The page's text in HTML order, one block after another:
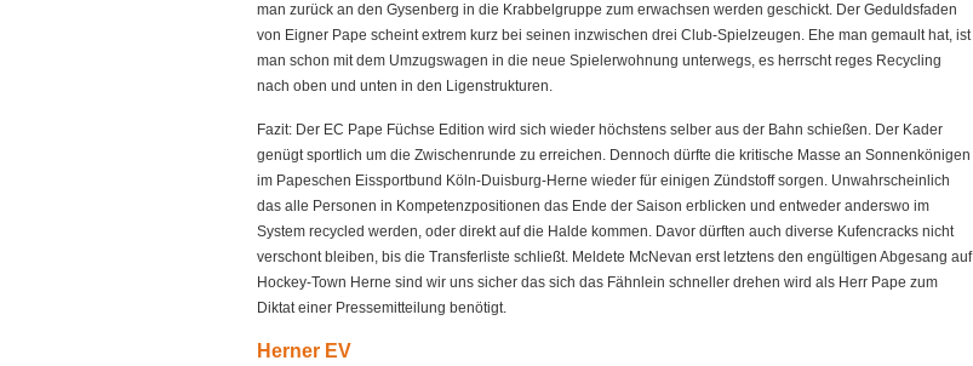
man zurück an den Gysenberg in die Krabbelgruppe zum erwachsen werden geschickt. Der Geduldsfaden
von Eigner Pape scheint extrem kurz bei seinen inzwischen drei Club-Spielzeugen. Ehe man gemault hat, ist
man schon mit dem Umzugswagen in die neue Spielerwohnung unterwegs, es herrscht reges Recycling
nach oben und unten in den Ligenstrukturen.
Fazit: Der EC Pape Füchse Edition wird sich wieder höchstens selber aus der Bahn schießen. Der Kader
genügt sportlich um die Zwischenrunde zu erreichen. Dennoch dürfte die kritische Masse an Sonnenkönigen
im Papeschen Eissportbund Köln-Duisburg-Herne wieder für einigen Zündstoff sorgen. Unwahrscheinlich
das alle Personen in Kompetenzpositionen das Ende der Saison erblicken und entweder anderswo im
System recycled werden, oder direkt auf die Halde kommen. Davor dürften auch diverse Kufencracks nicht
verschont bleiben, bis die Transferliste schließt. Meldete McNevan erst letztens den engültigen Abgesang auf
Hockey-Town Herne sind wir uns sicher das sich das Fähnlein schneller drehen wird als Herr Pape zum
Diktat einer Pressemitteilung benötigt.
Herner EV